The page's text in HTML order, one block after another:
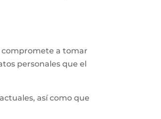
compromete a tomar
personales que el
así como que